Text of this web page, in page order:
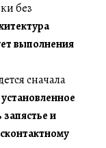
без
выполнения
сначала
и